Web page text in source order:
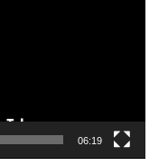
06:19